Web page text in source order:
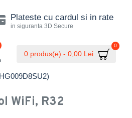
Plateste cu cardul si in rate
in siguranta 3D Secure
0 produs(e) - 0,00 Lei
0
WiFi, R32